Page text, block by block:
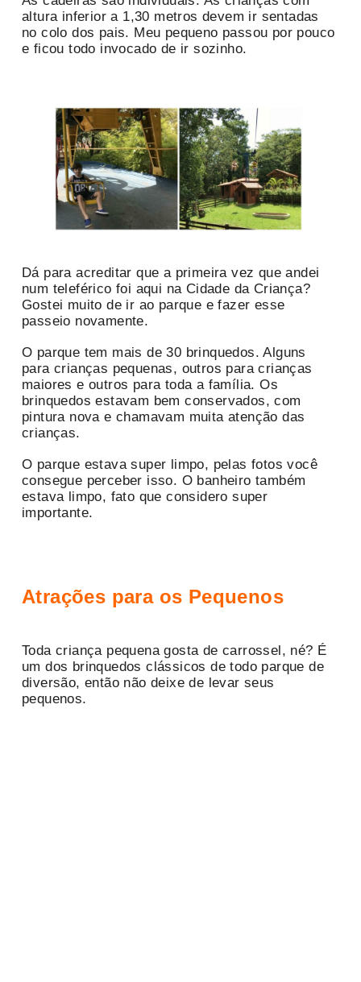
altura inferior a 1,30 metros devem ir sentadas
no colo dos pais. Meu pequeno passou por pouco
e ficou todo invocado de ir sozinho.
Dá para acreditar que a primeira vez que andei
num teleférico foi aqui na Cidade da Criança?
Gostei muito de ir ao parque e fazer esse
passeio novamente.
O parque tem mais de 30 brinquedos. Alguns
para crianças pequenas, outros para crianças
maiores e outros para toda a família. Os
brinquedos estavam bem conservados, com
pintura nova e chamavam muita atenção das
crianças.
O parque estava super limpo, pelas fotos você
consegue perceber isso. O banheiro também
estava limpo, fato que considero super
importante.
Atrações para os Pequenos
Toda criança pequena gosta de carrossel, né? É
um dos brinquedos clássicos de todo parque de
diversão, então não deixe de levar seus
pequenos.